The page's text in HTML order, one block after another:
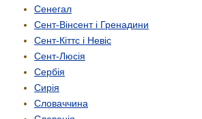
Сенегал
Сент-Вінсент і Гренадини
Сент-Кіттс і Невіс
Сент-Люсія
Сербія
Сирія
Словаччина